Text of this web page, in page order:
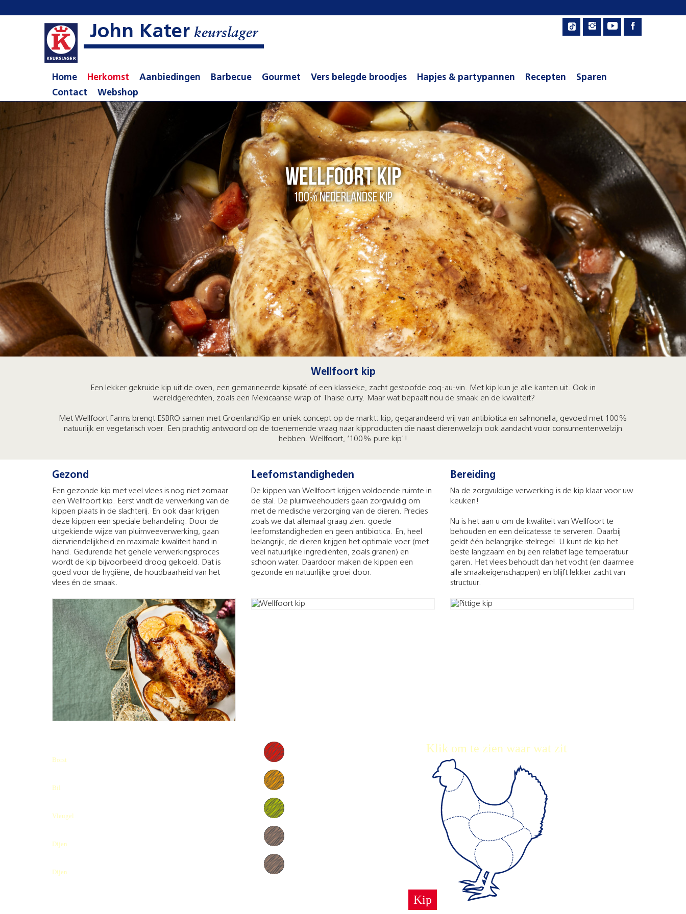
John Katerkeurslager
Home Herkomst Aanbiedingen Barbecue Gourmet Vers belegde broodjes Hapjes & partypannen Recepten
Sparen
Contact
Webshop
Wellfoort kip
100% Nederlandse kip
Wellfoort kip
Een lekker gekruide kip uit de oven, een gemarineerde kipsaté of een klassieke, zacht gestoofde coq-au-vin. Met kip kun je alle kanten uit. Ook in
wereldgerechten, zoals een Mexicaanse wrap of Thaise curry. Maar wat bepaalt nou de smaak en de kwaliteit?
Met Wellfoort Farms brengt ESBRO samen met GroenlandKip en uniek concept op de markt: kip, gegarandeerd vrij van antibiotica en salmonella, gevoed met 100%
natuurlijk en vegetarisch voer. Een prachtig antwoord op de toenemende vraag naar kipproducten die naast dierenwelzijn ook aandacht voor consumentenwelzijn
hebben. Wellfoort, ‘100% pure kip'!
Gezond
Een gezonde kip met veel vlees is nog niet zomaar
een Wellfoort kip. Eerst vindt de verwerking van de
kippen plaats in de slachterij. En ook daar krijgen
deze kippen een speciale behandeling. Door de
uitgekiende wijze van pluimveeverwerking, gaan
diervriendelijkheid en maximale kwaliteit hand in
hand. Gedurende het gehele verwerkingsproces
wordt de kip bijvoorbeeld droog gekoeld. Dat is
goed voor de hygiëne, de houdbaarheid van het
vlees én de smaak.
Leefomstandigheden
De kippen van Wellfoort krijgen voldoende ruimte in
de stal. De pluimveehouders gaan zorgvuldig om
met de medische verzorging van de dieren. Precies
zoals we dat allemaal graag zien: goede
leefomstandigheden en geen antibiotica. En, heel
belangrijk, de dieren krijgen het optimale voer (met
veel natuurlijke ingrediënten, zoals granen) en
schoon water. Daardoor maken de kippen een
gezonde en natuurlijke groei door.
Bereiding
Na de zorgvuldige verwerking is de kip klaar voor uw
keuken!
Nu is het aan u om de kwaliteit van Wellfoort te
behouden en een delicatesse te serveren. Daarbij
geldt één belangrijke stelregel. U kunt de kip het
beste langzaam en bij een relatief lage temperatuur
garen. Het vlees behoudt dan het vocht (en daarmee
alle smaakeigenschappen) en blijft lekker zacht van
structuur.
Borst
Bil
Vleugel
Dijen
Dijen
Klik om te zien waar wat zit